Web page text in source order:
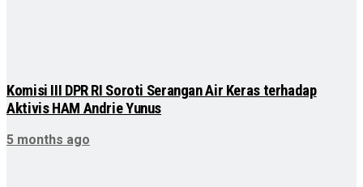
Komisi III DPR RI Soroti Serangan Air Keras terhadap
Aktivis HAM Andrie Yunus
5 months ago